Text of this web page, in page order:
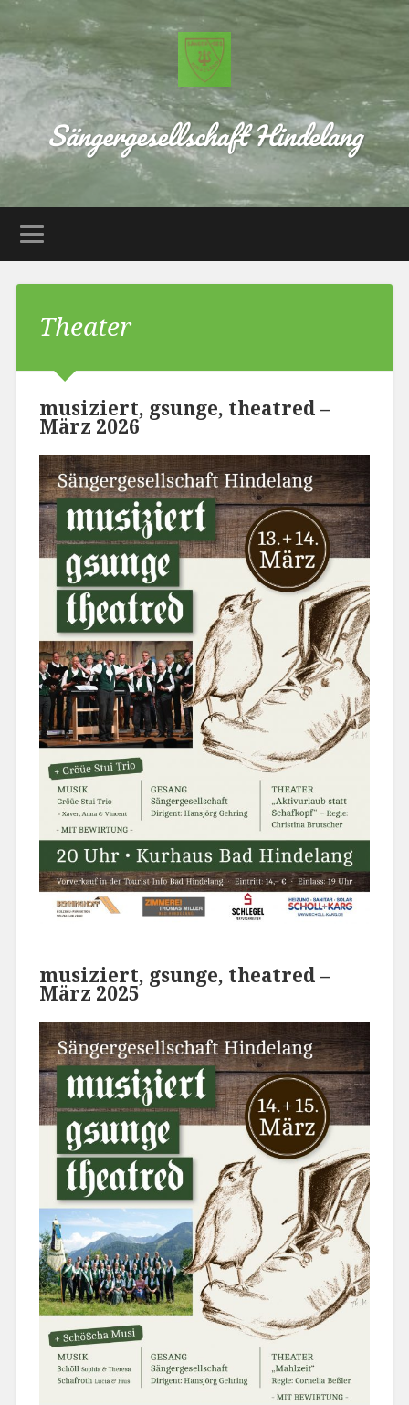
Sängergesellschaft Hindelang
Theater
musiziert, gsunge, theatred –
März 2026
musiziert, gsunge, theatred –
März 2025